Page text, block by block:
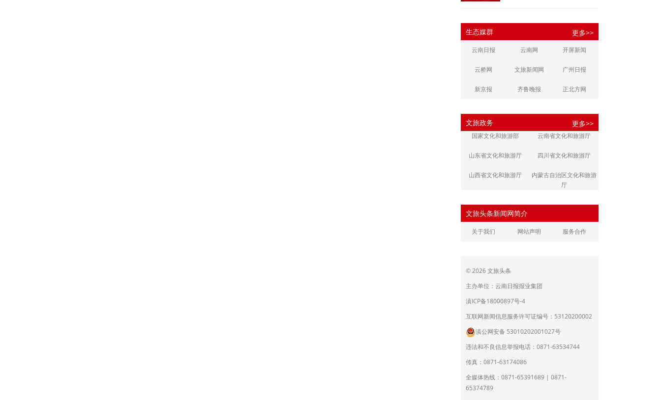
生态媒群 更多>>
云南日报 云南网 开屏新闻
云桥网 文旅新闻网 广州日报
新京报 齐鲁晚报 正北方网
江南都市报 潇湘晨报
文旅政务 更多>>
国家文化和旅游部 云南省文化和旅游厅
山东省文化和旅游厅 四川省文化和旅游厅
山西省文化和旅游厅
内蒙古自治区文化和旅游
厅
浙江省文化和旅游厅
江西省文化和旅游厅 河南省文化和旅游厅
广东省文化和旅游厅
育厅
陕西省文化和旅游厅 甘肃省文化和旅游厅
青海省文化和旅游厅
宁夏回族自治区文化和旅
北京市文旅局
上海市文化和旅游局
员会
文旅头条新闻网简介
关于我们 网站声明 服务合作
© 2026 文旅头条
主办单位：云南日报报业集团
滇ICP备18000897号-4
互联网新闻信息服务许可证编号：53120200002
滇公网安备 53010202001027号
违法和不良信息举报电话：0871-63534744
传真：0871-63174086
全媒体热线：0871-65391689 | 0871-
65374789